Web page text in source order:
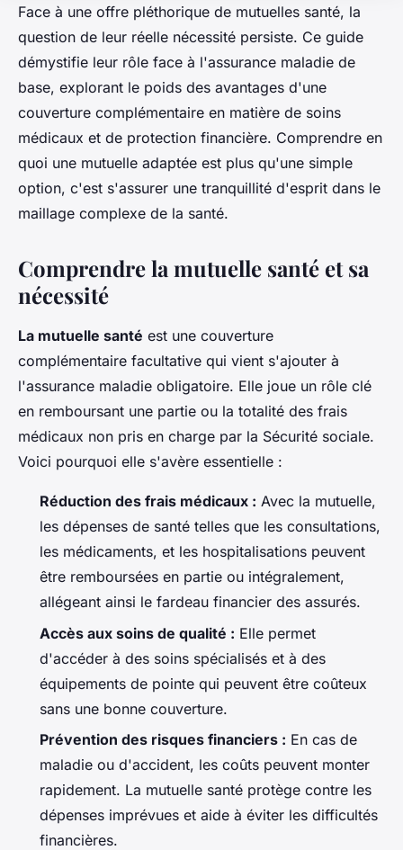
Face à une offre pléthorique de mutuelles santé, la
question de leur réelle nécessité persiste. Ce guide
démystifie leur rôle face à l'assurance maladie de
base, explorant le poids des avantages d'une
couverture complémentaire en matière de soins
médicaux et de protection financière. Comprendre en
quoi une mutuelle adaptée est plus qu'une simple
option, c'est s'assurer une tranquillité d'esprit dans le
maillage complexe de la santé.
Comprendre la mutuelle santé et sa
nécessité
La mutuelle santé est une couverture
complémentaire facultative qui vient s'ajouter à
l'assurance maladie obligatoire. Elle joue un rôle clé
en remboursant une partie ou la totalité des frais
médicaux non pris en charge par la Sécurité sociale.
Voici pourquoi elle s'avère essentielle :
Réduction des frais médicaux : Avec la mutuelle,
les dépenses de santé telles que les consultations,
les médicaments, et les hospitalisations peuvent
être remboursées en partie ou intégralement,
allégeant ainsi le fardeau financier des assurés.
Accès aux soins de qualité : Elle permet
d'accéder à des soins spécialisés et à des
équipements de pointe qui peuvent être coûteux
sans une bonne couverture.
Prévention des risques financiers : En cas de
maladie ou d'accident, les coûts peuvent monter
rapidement. La mutuelle santé protège contre les
dépenses imprévues et aide à éviter les difficultés
financières.